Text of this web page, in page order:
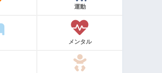
運動
メンタル